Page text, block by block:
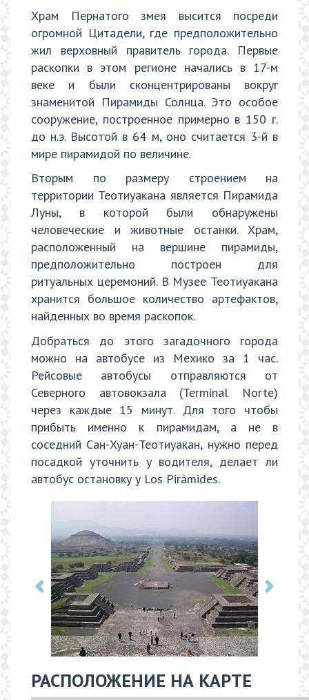
Храм Пернатого змея высится посреди
огромной Цитадели, где предположительно
жил верховный правитель города. Первые
раскопки в этом регионе начались в 17-м
веке и были сконцентрированы вокруг
знаменитой Пирамиды Солнца. Это особое
сооружение, построенное примерно в 150 г.
до н.э. Высотой в 64 м, оно считается 3-й в
мире пирамидой по величине.
Вторым по размеру строением на
территории Теотиуакана является Пирамида
Луны, в которой были обнаружены
человеческие и животные останки. Храм,
расположенный на вершине пирамиды,
предположительно построен для
ритуальных церемоний. В Музее Теотиуакана
хранится большое количество артефактов,
найденных во время раскопок.
Добраться до этого загадочного города
можно на автобусе из Мехико за 1 час.
Рейсовые автобусы отправляются от
Северного автовокзала (Terminal Norte)
через каждые 15 минут. Для того чтобы
прибыть именно к пирамидам, а не в
соседний Сан-Хуан-Теотиуакан, нужно перед
посадкой уточнить у водителя, делает ли
автобус остановку у Los Pirámides.
РАСПОЛОЖЕНИЕ НА КАРТЕ